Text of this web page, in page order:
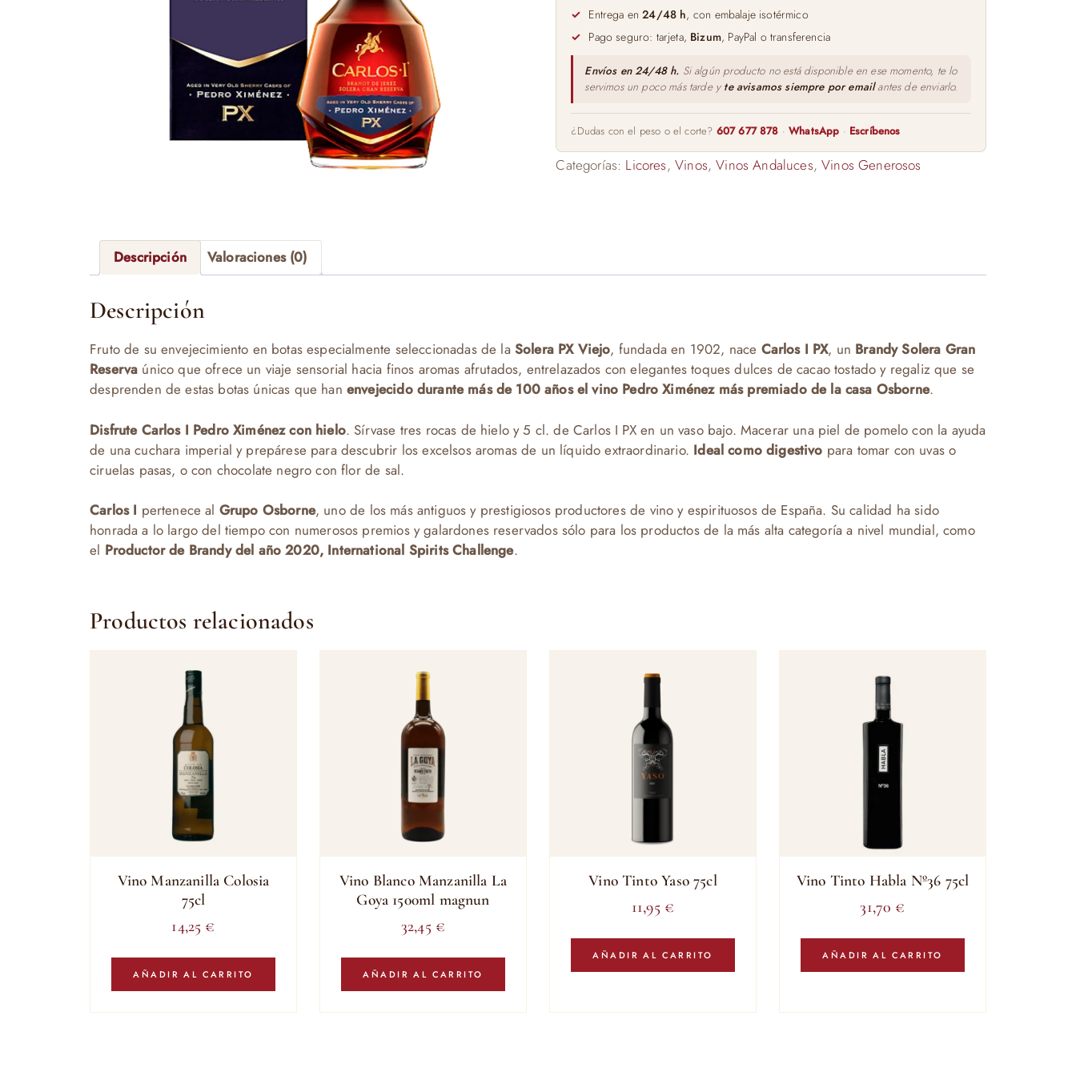
70cl
cantidad
Entrega en24/48 h, con embalaje isotérmico
Pago seguro: tarjeta, Bizum, PayPal o transferencia
Envíos en 24/48 h. Si algún producto no está disponible en ese momento, te lo
servimos un poco más tarde y te avisamos siempre por emailantes de enviarlo.
¿Dudas con el peso o el corte? 607 677 878 ·WhatsApp · Escríbenos
Categorías: Licores, Vinos,Vinos Andaluces,Vinos Generosos
Descripción Valoraciones (0)
Descripción
Fruto de su envejecimiento en botas especialmente seleccionadas de la Solera PX Viejo, fundada en 1902, nace Carlos I PX, un Brandy Solera Gran
Reserva único que ofrece un viaje sensorial hacia finos aromas afrutados, entrelazados con elegantes toques dulces de cacao tostado y regaliz que se
desprenden de estas botas únicas que han envejecido durante más de 100 años el vino Pedro Ximénez más premiado de la casa Osborne.
Disfrute Carlos I Pedro Ximénez con hielo. Sírvase tres rocas de hielo y 5 cl. de Carlos I PX en un vaso bajo. Macerar una piel de pomelo con la ayuda
de una cuchara imperial y prepárese para descubrir los excelsos aromas de un líquido extraordinario. Ideal como digestivo para tomar con uvas o
ciruelas pasas, o con chocolate negro con flor de sal.
Carlos I pertenece al Grupo Osborne, uno de los más antiguos y prestigiosos productores de vino y espirituosos de España. Su calidad ha sido
honrada a lo largo del tiempo con numerosos premios y galardones reservados sólo para los productos de la más alta categoría a nivel mundial, como
el Productor de Brandy del año 2020, International Spirits Challenge.
Productos relacionados
Vino Manzanilla Colosia
75cl
14,25 €
AÑADIR AL CARRITO
Vino Blanco Manzanilla La
Goya 1500ml magnun
32,45 €
AÑADIR AL CARRITO
Vino Tinto Yaso 75cl
11,95 €
AÑADIR AL CARRITO
Vino Tinto Habla Nº36 75cl
31,70 €
AÑADIR AL CARRITO